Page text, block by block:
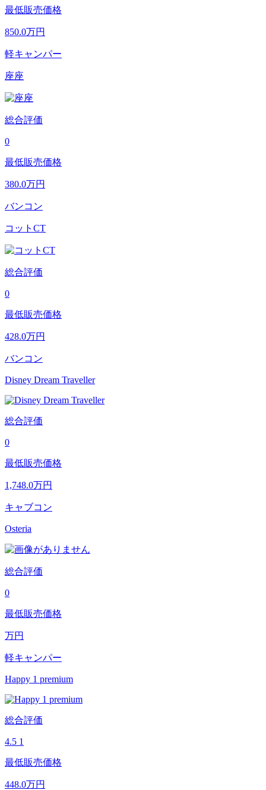
最低販売価格
850.0万円
軽キャンパー
座座
総合評価
0
最低販売価格
380.0万円
バンコン
コットCT
総合評価
0
最低販売価格
428.0万円
バンコン
Disney Dream Traveller
総合評価
0
最低販売価格
1,748.0万円
キャブコン
Osteria
総合評価
0
最低販売価格
万円
軽キャンパー
Happy 1 premium
総合評価
4.5 1
最低販売価格
448.0万円